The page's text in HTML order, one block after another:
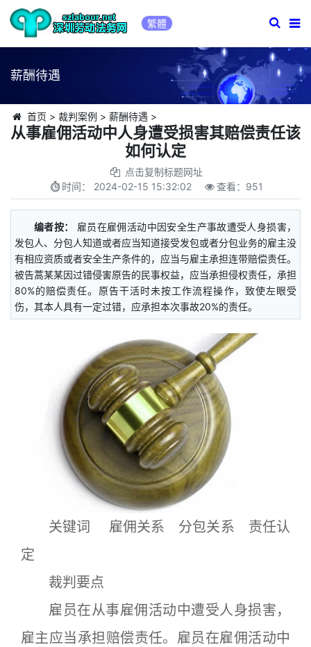
繁體
薪酬待遇
首页 > 裁判案例 > 薪酬待遇 >
从事雇佣活动中人身遭受损害其赔偿责任该
如何认定
点击复制标题网址
时间： 2024-02-15 15:32:02 查看： 951
编者按：
雇员在雇佣活动中因安全生产事故遭受人身损害，
发包人、分包人知道或者应当知道接受发包或者分包业务的雇主没
有相应资质或者安全生产条件的，应当与雇主承担连带赔偿责任。
被告蒿某某因过错侵害原告的民事权益，应当承担侵权责任，承担
80%的赔偿责任。原告干活时未按工作流程操作，致使左眼受
伤，其本人具有一定过错，应承担本次事故20%的责任。
关键词 雇佣关系 分包关系 责任认
定
裁判要点
雇员在从事雇佣活动中遭受人身损害，
雇主应当承担赔偿责任。雇员在雇佣活动中